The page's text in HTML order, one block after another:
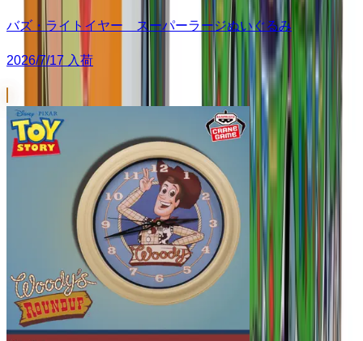
バズ・ライトイヤー スーパーラージぬいぐるみ
2026/7/17 入荷